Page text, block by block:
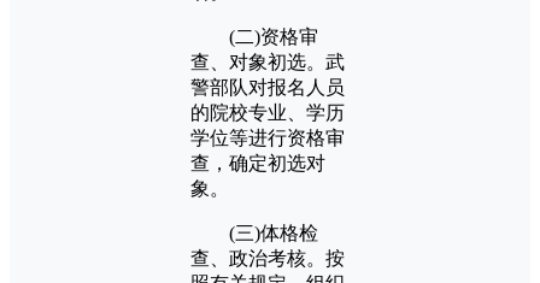
(二)资格审
查、对象初选。武
警部队对报名人员
的院校专业、学历
学位等进行资格审
查，确定初选对
象。
(三)体格检
查、政治考核。按